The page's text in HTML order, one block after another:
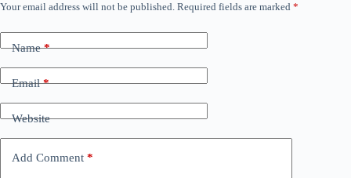
Your email address will not be published. Required fields are marked *
Name*
Email*
Website
Add Comment *